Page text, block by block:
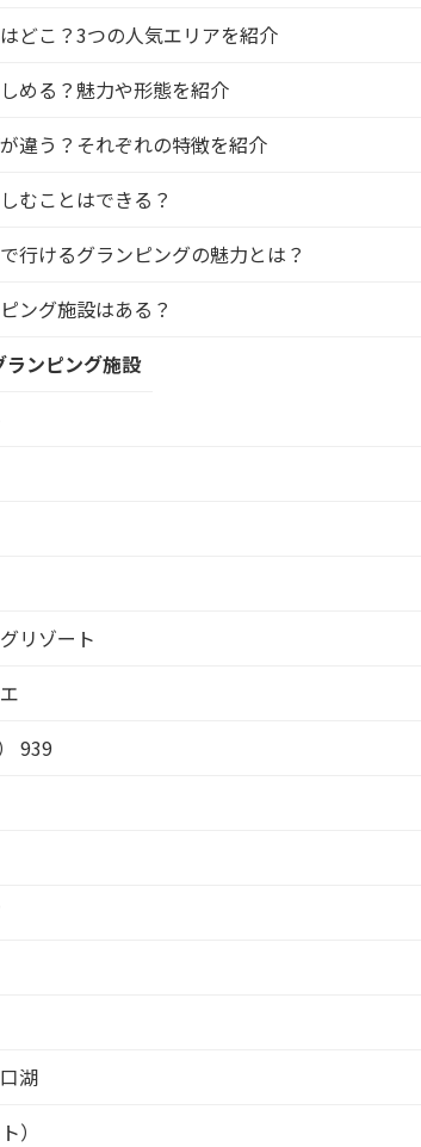
どこ？3つの人気エリアを紹介
める？魅力や形態を紹介
違う？それぞれの特徴を紹介
むことはできる？
行けるグランピングの魅力とは？
ング施設はある？
ランピング施設
リゾート
939
湖
）